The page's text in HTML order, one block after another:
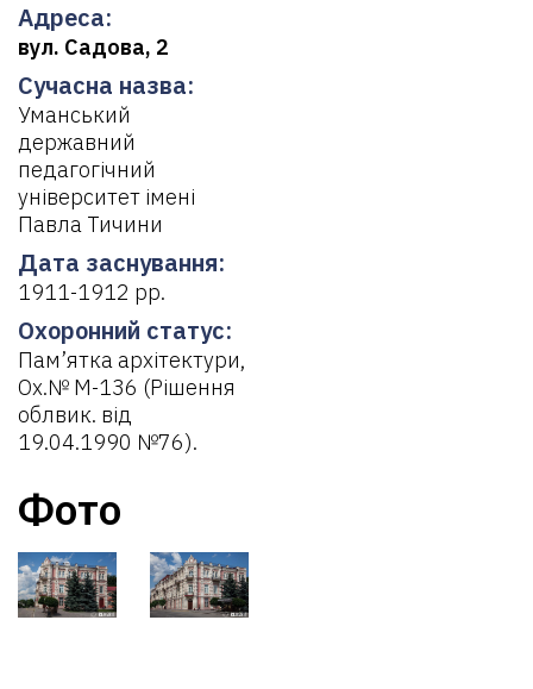
Адреса:
вул. Садова, 2
Сучасна назва:
Уманський
державний
педагогічний
університет імені
Павла Тичини
Дата заснування:
1911-1912 рр.
Охоронний статус:
Пам’ятка архітектури,
Ох.№ М-136 (Рішення
облвик. від
19.04.1990 №76).
Фото